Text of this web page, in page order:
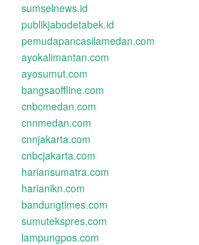
sumselnews.id
publikjabodetabek.id
pemudapancasilamedan.com
ayokalimantan.com
ayosumut.com
bangsaoffline.com
cnbcmedan.com
cnnmedan.com
cnnjakarta.com
cnbcjakarta.com
hariansumatra.com
harianikn.com
bandungtimes.com
sumutekspres.com
lampungpos.com